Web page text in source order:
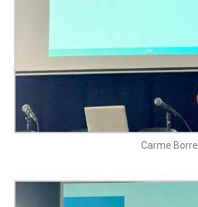
Carme Borrell